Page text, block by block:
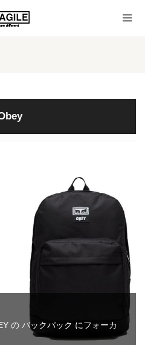
の バックパック にフォーカ